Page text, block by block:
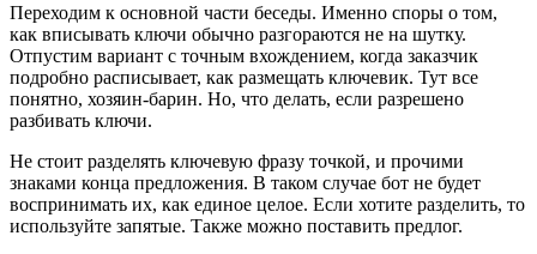
Переходим к основной части беседы. Именно споры о том,
как вписывать ключи обычно разгораются не на шутку.
Отпустим вариант с точным вхождением, когда заказчик
подробно расписывает, как размещать ключевик. Тут все
понятно, хозяин-барин. Но, что делать, если разрешено
разбивать ключи.
Не стоит разделять ключевую фразу точкой, и прочими
знаками конца предложения. В таком случае бот не будет
воспринимать их, как единое целое. Если хотите разделить, то
используйте запятые. Также можно поставить предлог.